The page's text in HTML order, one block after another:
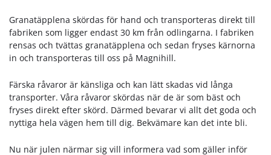
Granatäpplena skördas för hand och transporteras direkt till
fabriken som ligger endast 30 km från odlingarna. I fabriken
rensas och tvättas granatäpplena och sedan fryses kärnorna
in och transporteras till oss på Magnihill.
Färska råvaror är känsliga och kan lätt skadas vid långa
transporter. Våra råvaror skördas när de är som bäst och
fryses direkt efter skörd. Därmed bevarar vi allt det goda och
nyttiga hela vägen hem till dig. Bekvämare kan det inte bli.
Nu när julen närmar sig vill informera vad som gäller inför